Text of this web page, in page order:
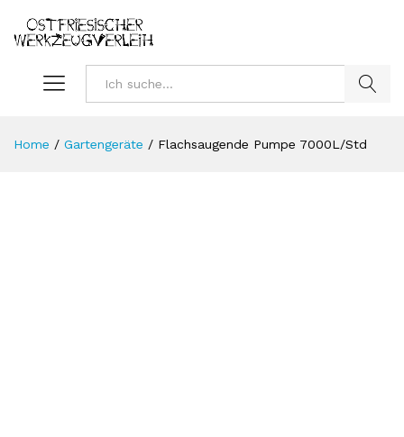
Home / Gartengeräte / Flachsaugende Pumpe 7000L/Std